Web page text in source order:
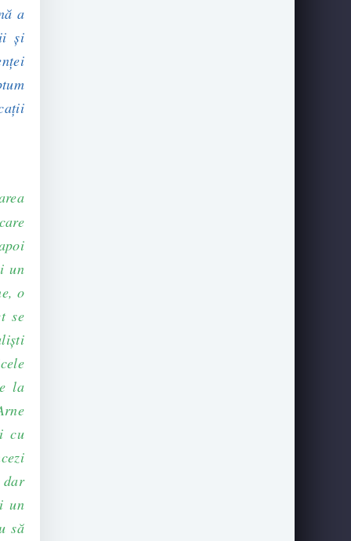
a
și
un
o
se
la
cu
dar
un
să